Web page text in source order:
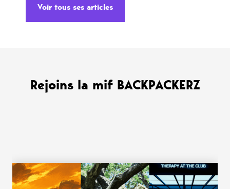
Voir tous ses articles
Rejoins la mif BACKPACKERZ
WANT MORE ?